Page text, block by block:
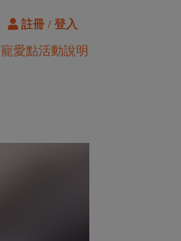
註冊 / 登入
寵愛點活動說明